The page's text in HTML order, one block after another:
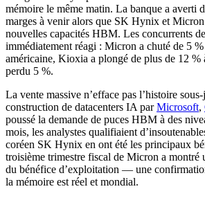
mémoire le même matin. La banque a averti
marges à venir alors que SK Hynix et
nouvelles capacités HBM. Les concurrents
immédiatement réagi : Micron a chuté de 5
américaine, Kioxia a plongé de plus de 12 %
perdu 5 %.
La vente massive n’efface pas l’histoire
construction de datacenters IA parMicrosoft,
poussé la demande de puces HBM à des
mois, les analystes qualifiaient
coréen SK Hynix en ont été les principaux
troisième trimestre fiscal de Micron a montré
du bénéfice d’exploitation — une
la mémoire est réel et mondial.